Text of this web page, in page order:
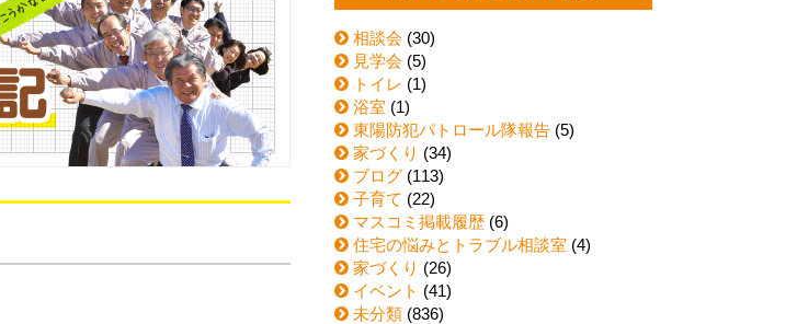
相談会 (30)
見学会 (5)
トイレ (1)
浴室 (1)
東陽防犯パトロール隊報告 (5)
家づくり (34)
ブログ (113)
子育て (22)
マスコミ掲載履歴 (6)
住宅の悩みとトラブル相談室 (4)
家づくり (26)
イベント (41)
未分類 (836)